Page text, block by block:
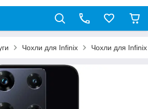
Чохли для Infinix Чохли для